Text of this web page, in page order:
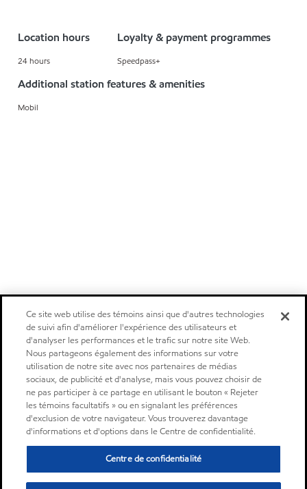
Location hours
24 hours
Loyalty & payment programmes
Speedpass+
Additional station features & amenities
Mobil
Ce site web utilise des témoins ainsi que d'autres technologies
de suivi afin d'améliorer l'expérience des utilisateurs et
d'analyser les performances et le trafic sur notre site Web.
Nous partageons également des informations sur votre
utilisation de notre site avec nos partenaires de médias
sociaux, de publicité et d'analyse, mais vous pouvez choisir de
ne pas participer à ce partage en utilisant le bouton « Rejeter
les témoins facultatifs » ou en signalant les préférences
d'exclusion de votre navigateur. Vous trouverez davantage
d'informations et d'options dans le Centre de confidentialité.
Centre de confidentialité